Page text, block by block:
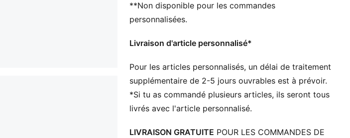
**Non disponible pour les commandes
personnalisées.
Livraison d'article personnalisé*
Pour les articles personnalisés, un délai de traitement
supplémentaire de 2-5 jours ouvrables est à prévoir.
*Si tu as commandé plusieurs articles, ils seront tous
livrés avec l'article personnalisé.
LIVRAISON GRATUITE POUR LES COMMANDES DE